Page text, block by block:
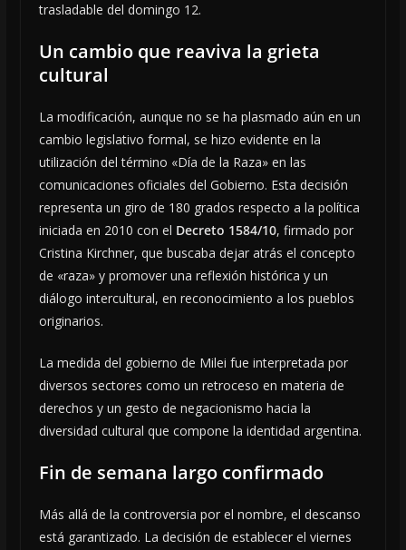
trasladable del domingo 12.
Un cambio que reaviva la grieta
cultural
La modificación, aunque no se ha plasmado aún en un
cambio legislativo formal, se hizo evidente en la
utilización del término «Día de la Raza» en las
comunicaciones oficiales del Gobierno. Esta decisión
representa un giro de 180 grados respecto a la política
iniciada en 2010 con el Decreto 1584/10, firmado por
Cristina Kirchner, que buscaba dejar atrás el concepto
de «raza» y promover una reflexión histórica y un
diálogo intercultural, en reconocimiento a los pueblos
originarios.
La medida del gobierno de Milei fue interpretada por
diversos sectores como un retroceso en materia de
derechos y un gesto de negacionismo hacia la
diversidad cultural que compone la identidad argentina.
Fin de semana largo confirmado
Más allá de la controversia por el nombre, el descanso
está garantizado. La decisión de establecer el viernes